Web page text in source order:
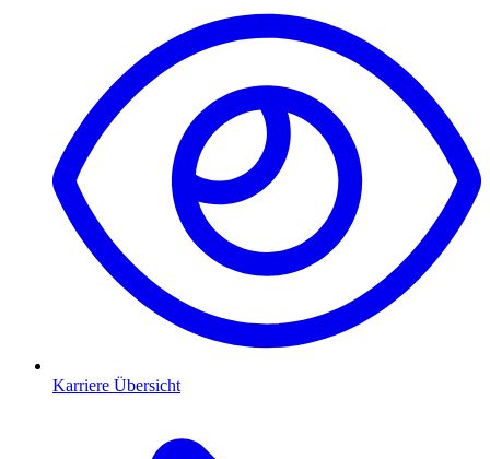
Karriere Übersicht